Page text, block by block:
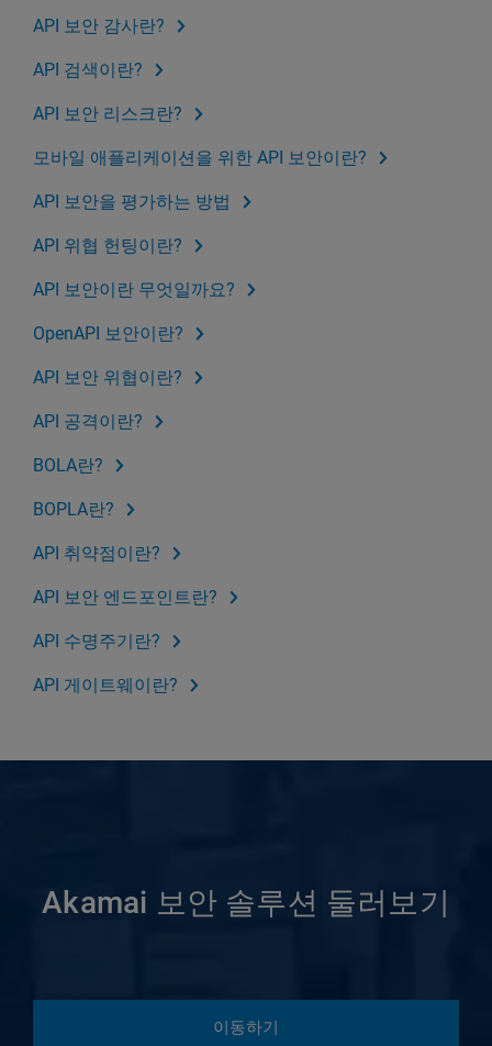
API 보안 감사란?
API 검색이란?
API 보안 리스크란?
모바일 애플리케이션을 위한 API 보안이란?
API 보안을 평가하는 방법
API 위협 헌팅이란?
API 보안이란 무엇일까요?
OpenAPI 보안이란?
API 보안 위협이란?
API 공격이란?
BOLA란?
BOPLA란?
API 취약점이란?
API 보안 엔드포인트란?
API 수명주기란?
API 게이트웨이란?
Akamai 보안 솔루션 둘러보기
이동하기